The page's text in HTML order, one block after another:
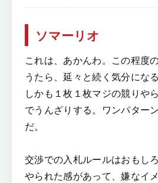
ソマーリオ
これは、あかんわ。この程度
うたら、延々と続く気分になる
しかも１枚１枚マジの競りや
でうんざりする。ワンパター
だ。
交渉での入札ルールはおもし
やられた感があって、嫌なイ